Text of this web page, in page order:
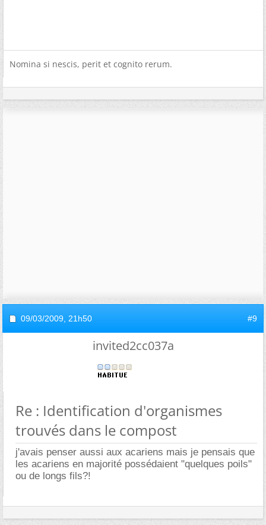
Nomina si nescis, perit et cognito rerum.
09/03/2009, 21h50 #9
invited2cc037a
Re : Identification d'organismes
trouvés dans le compost
j'avais penser aussi aux acariens mais je pensais que
les acariens en majorité possédaient "quelques poils"
ou de longs fils?!